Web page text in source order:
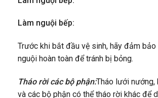
Làm nguội bếp:
Trước khi bắt đầu vệ sinh, hãy đảm
nguội hoàn toàn để tránh bị bỏng.
Tháo rời các bộ phận:Tháo lưới nướng,
và các bộ phận có thể tháo rời khác để